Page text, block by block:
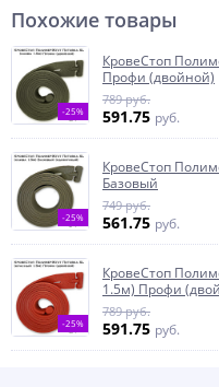
Похожие товары
-25%
КровеСтоп
Профи (двойной)
789 руб.
591.75 руб.
-25%
КровеСтоп
Базовый
749 руб.
561.75 руб.
-25%
КровеСтоп
1.5м) Профи
789 руб.
591.75 руб.